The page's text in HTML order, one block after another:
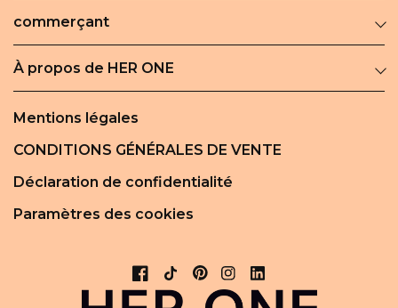
commerçant
À propos de HER ONE
Mentions légales
CONDITIONS GÉNÉRALES DE VENTE
Déclaration de confidentialité
Paramètres des cookies